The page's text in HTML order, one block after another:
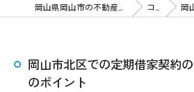
コラム 岡山
岡山市北区での定期借家契約
のポイント